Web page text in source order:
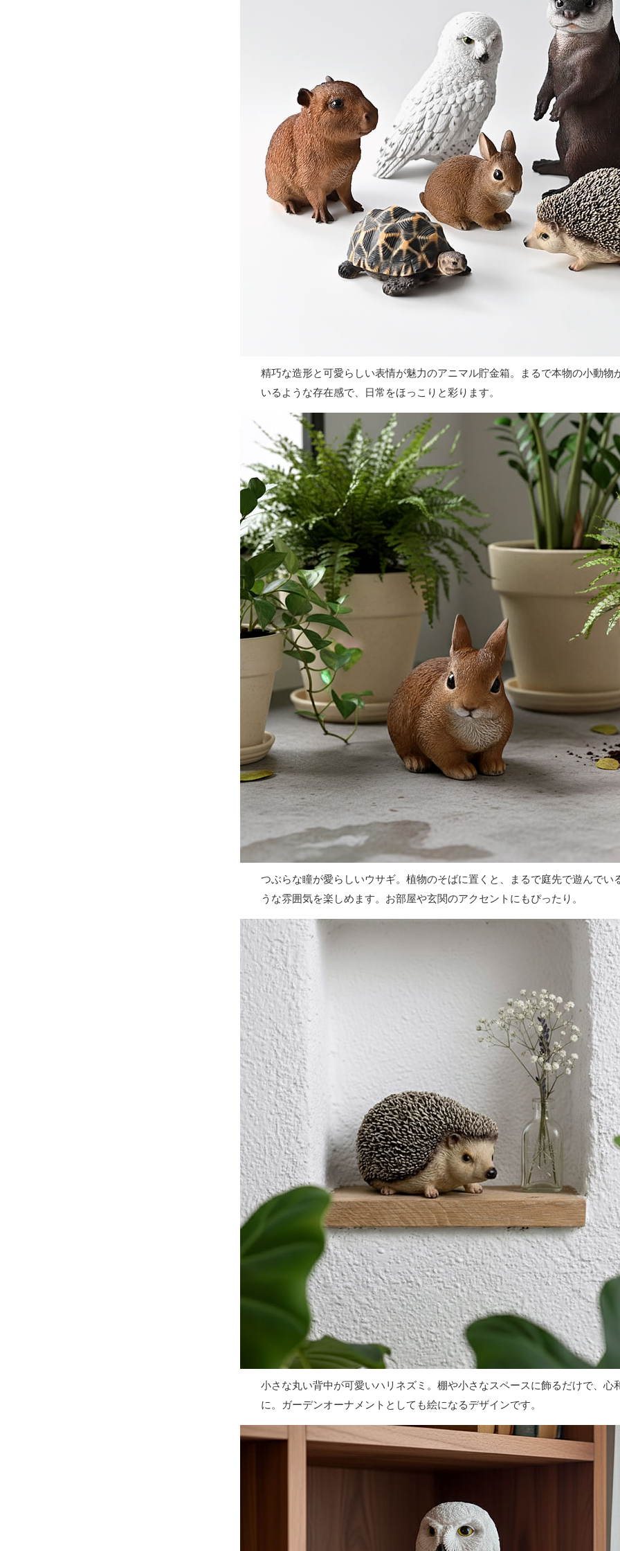
精巧な造形と可愛らしい表情が魅力のアニマル貯金箱。まるで本物の小動物
いるような存在感で、日常をほっこりと彩ります。
つぶらな瞳が愛らしいウサギ。植物のそばに置くと、まるで庭先で遊んでい
うな雰囲気を楽しめます。お部屋や玄関のアクセントにもぴったり。
小さな丸い背中が可愛いハリネズミ。棚や小さなスペースに飾るだけで、心
に。ガーデンオーナメントとしても絵になるデザインです。